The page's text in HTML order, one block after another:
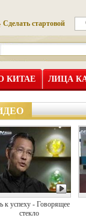
Сделать стартовой
КИТАЕ ЛИЦА
к успеху - Говорящее
стекло